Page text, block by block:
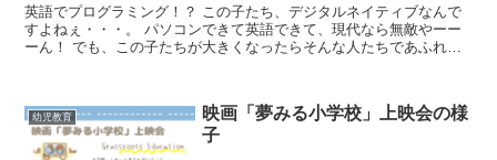
英語でプログラミング！？ この子たち、デジタルネイティブなんで
すよねぇ・・・。 パソコンできて英語できて、現代なら無敵やーー
ーん！ でも、この子たちが大きくなったらそんな人たちであふれか
幼児教育
映画「夢みる小学校」上映会の様
子